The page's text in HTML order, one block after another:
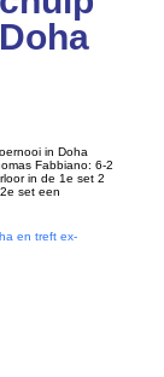
in Doha
Fabbiano: 6-2
in de 1e set 2
set een
en treft ex-